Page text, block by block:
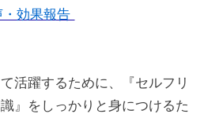
効果報告
活躍するために、『セルフリ
』をしっかりと身につけるた